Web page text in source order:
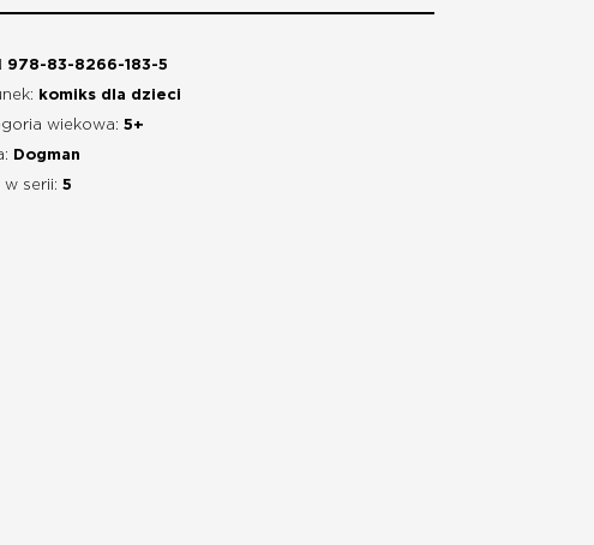
978-83-8266-183-5
komiks dla dzieci
wiekowa: 5+
Dogman
w serii: 5